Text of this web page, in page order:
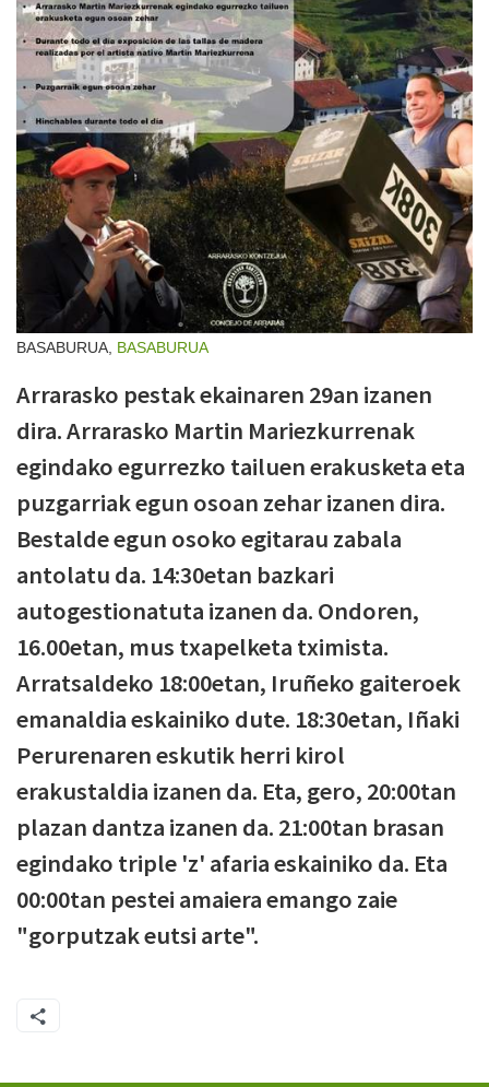
BASABURUA, BASABURUA
Arrarasko pestak ekainaren 29an izanen
dira. Arrarasko Martin Mariezkurrenak
egindako egurrezko tailuen erakusketa eta
puzgarriak egun osoan zehar izanen dira.
Bestalde egun osoko egitarau zabala
antolatu da. 14:30etan bazkari
autogestionatuta izanen da. Ondoren,
16.00etan, mus txapelketa tximista.
Arratsaldeko 18:00etan, Iruñeko gaiteroek
emanaldia eskainiko dute. 18:30etan, Iñaki
Perurenaren eskutik herri kirol
erakustaldia izanen da. Eta, gero, 20:00tan
plazan dantza izanen da. 21:00tan brasan
egindako triple 'z' afaria eskainiko da. Eta
00:00tan pestei amaiera emango zaie
"gorputzak eutsi arte".